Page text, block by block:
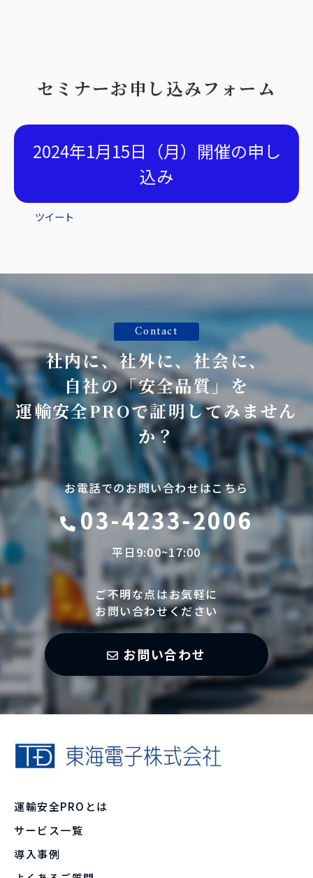
セミナーお申し込みフォーム
2024年1月15日（月）開催の申し
込み
ツイート
Contact
社内に、社外に、社会に、
自社の「安全品質」を
運輸安全PROで証明してみません
か？
お電話でのお問い合わせはこちら
03-4233-2006
平日9:00~17:00
ご不明な点はお気軽に
お問い合わせください
お問い合わせ
運輸安全PROとは
サービス一覧
導入事例